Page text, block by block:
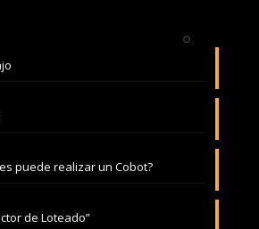
puede realizar un Cobot?
de Loteado”